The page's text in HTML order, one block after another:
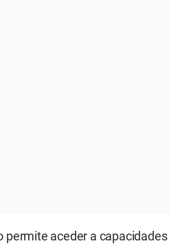
permite aceder a capacidades